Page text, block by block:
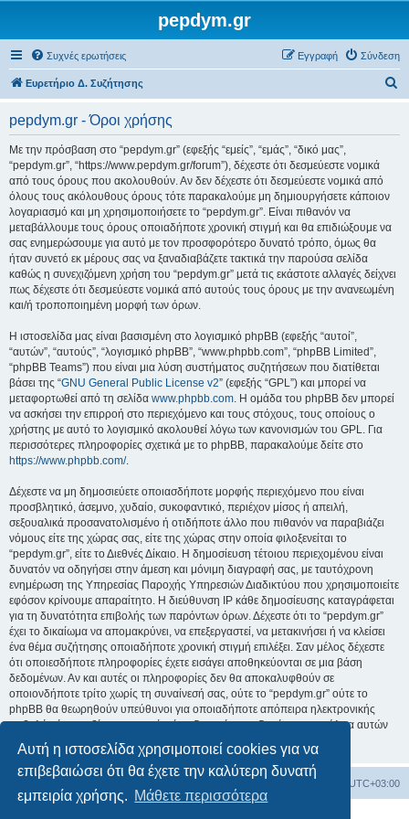
Αυτή η ιστοσελίδα χρησιμοποιεί cookies για να
επιβεβαιώσει ότι θα έχετε την καλύτερη δυνατή
εμπειρία χρήσης. Μάθετε περισσότερα
pepdym.gr
Συχνές ερωτήσεις Σύνδεση
Εγγραφή
Ευρετήριο Δ. Συζήτησης
pepdym.gr - Όροι χρήσης
Με την πρόσβαση στο “pepdym.gr” (εφεξής “εμείς”, “εμάς”, “δικό μας”,
“pepdym.gr”, “https://www.pepdym.gr/forum”), δέχεστε ότι δεσμεύεστε νομικά
από τους όρους που ακολουθούν. Αν δεν δέχεστε ότι δεσμεύεστε νομικά από
όλους τους ακόλουθους όρους τότε παρακαλούμε μη δημιουργήσετε κάποιον
λογαριασμό και μη χρησιμοποιήσετε το “pepdym.gr”. Είναι πιθανόν να
μεταβάλλουμε τους όρους οποιαδήποτε χρονική στιγμή και θα επιδιώξουμε να
σας ενημερώσουμε για αυτό με τον προσφορότερο δυνατό τρόπο, όμως θα
ήταν συνετό εκ μέρους σας να ξαναδιαβάζετε τακτικά την παρούσα σελίδα
καθώς η συνεχιζόμενη χρήση του “pepdym.gr” μετά τις εκάστοτε αλλαγές δείχνει
πως δέχεστε ότι δεσμεύεστε νομικά από αυτούς τους όρους με την ανανεωμένη
και/ή τροποποιημένη μορφή των όρων.
Η ιστοσελίδα μας είναι βασισμένη στο λογισμικό phpBB (εφεξής “αυτοί”,
“αυτών”, “αυτούς”, “λογισμικό phpBB”, “www.phpbb.com”, “phpBB Limited”,
“phpBB Teams”) που είναι μια λύση συστήματος συζητήσεων που διατίθεται
βάσει της “GNU General Public License v2” (εφεξής “GPL”) και μπορεί να
μεταφορτωθεί από τη σελίδα www.phpbb.com. Η ομάδα του phpBB δεν μπορεί
να ασκήσει την επιρροή στο περιεχόμενο και τους στόχους, τους οποίους ο
χρήστης με αυτό το λογισμικό ακολουθεί λόγω των κανονισμών του GPL. Για
περισσότερες πληροφορίες σχετικά με το phpBB, παρακαλούμε δείτε στο
https://www.phpbb.com/.
Δέχεστε να μη δημοσιεύετε οποιασδήποτε μορφής περιεχόμενο που είναι
προσβλητικό, άσεμνο, χυδαίο, συκοφαντικό, περιέχον μίσος ή απειλή,
σεξουαλικά προσανατολισμένο ή οτιδήποτε άλλο που πιθανόν να παραβιάζει
νόμους είτε της χώρας σας, είτε της χώρας στην οποία φιλοξενείται το
“pepdym.gr”, είτε το Διεθνές Δίκαιο. Η δημοσίευση τέτοιου περιεχομένου είναι
δυνατόν να οδηγήσει στην άμεση και μόνιμη διαγραφή σας, με ταυτόχρονη
ενημέρωση της Υπηρεσίας Παροχής Υπηρεσιών Διαδικτύου που χρησιμοποιείτε
εφόσον κρίνουμε απαραίτητο. Η διεύθυνση IP κάθε δημοσίευσης καταγράφεται
για τη δυνατότητα επιβολής των παρόντων όρων. Δέχεστε ότι το “pepdym.gr”
έχει το δικαίωμα να απομακρύνει, να επεξεργαστεί, να μετακινήσει ή να κλείσει
ένα θέμα συζήτησης οποιαδήποτε χρονική στιγμή επιλέξει. Σαν μέλος δέχεστε
ότι οποιεσδήποτε πληροφορίες έχετε εισάγει αποθηκεύονται σε μια βάση
δεδομένων. Αν και αυτές οι πληροφορίες δεν θα αποκαλυφθούν σε
οποιονδήποτε τρίτο χωρίς τη συναίνεσή σας, ούτε το “pepdym.gr” ούτε το
phpBB θα θεωρηθούν υπεύθυνοι για οποιαδήποτε απόπειρα ηλεκτρονικής
εισβολής ή παραβίασης η οποία είναι δυνατόν να οδηγήσει σε απώλεια αυτών
των δεδομένων.
UTC+03:00